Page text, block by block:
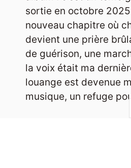
sortie en octobre
nouveau chapitre où
devient une prière
de guérison, une
la voix était ma
louange est devenue
musique, un refuge